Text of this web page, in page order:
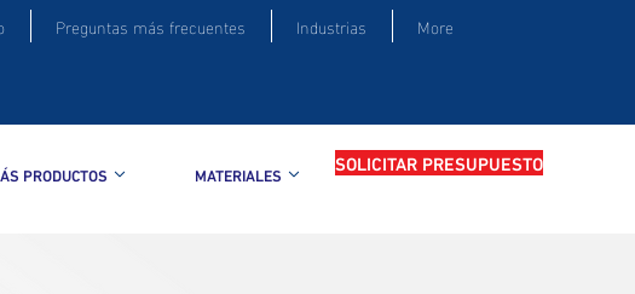
Preguntas más frecuentes Industrias More
PRODUCTOS MATERIALES SOLICITAR PRESUPUESTO